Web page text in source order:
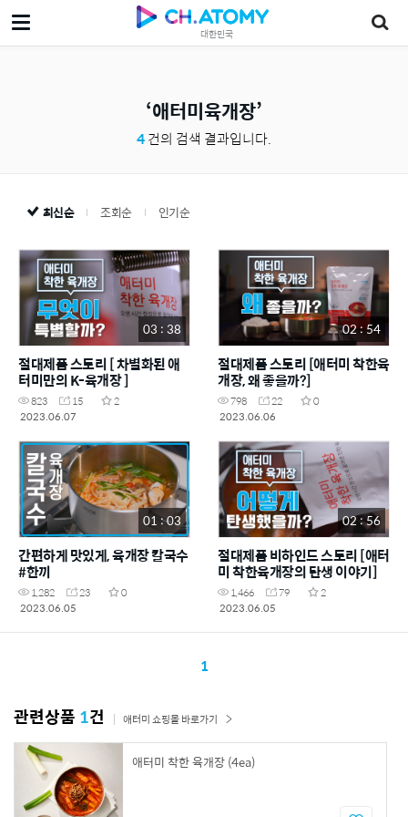
대한민국
애터미육개장
4건의 검색 결과입니다.
최신순 조회순 인기순
03 : 38
절대제품 스토리 [ 차별화된 애
터미만의 K-육개장 ]
823 15
2
2023.06.07
02 : 54
절대제품 스토리 [애터미 착한육
개장, 왜 좋을까?]
798 22
0
2023.06.06
01 : 03
간편하게 맛있게, 육개장 칼국수
#한끼
1,282 23
0
2023.06.05
02 : 56
절대제품 비하인드 스토리 [애터
미 착한육개장의 탄생 이야기]
1,466 79
2
2023.06.05
1
관련상품 1건 애터미 쇼핑몰 바로가기
애터미 착한 육개장 (4ea)